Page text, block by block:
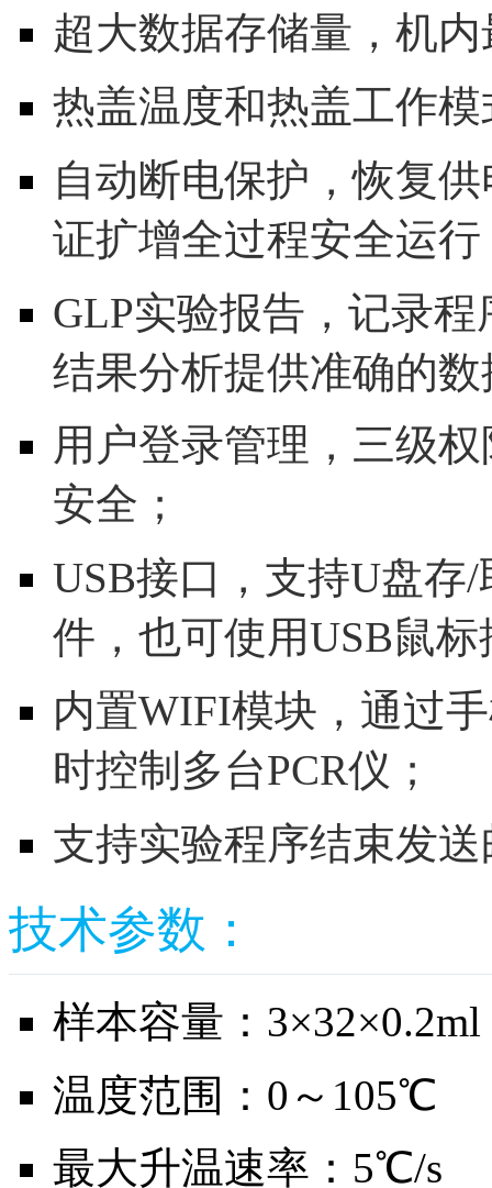
超大数据存储量，机
热盖温度和热盖工作
自动断电保护，恢复
证扩增全过程安全运行
GLP实验报告，记录
结果分析提供准确的
用户登录管理，三级
安全；
USB接口，支持U盘存
件，也可使用USB鼠标
内置WIFI模块，通过
时控制多台PCR仪；
支持实验程序结束发
技术参数：
样本容量：3×32×0.2ml
温度范围：0～105℃
最大升温速率：5℃/s